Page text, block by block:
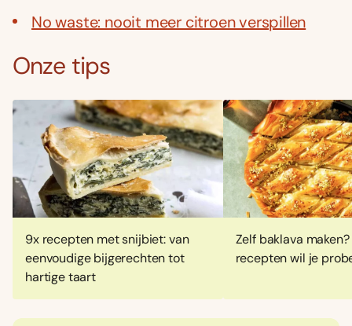
No waste: nooit meer citroen verspillen
Onze tips
9x recepten met snijbiet: van
eenvoudige bijgerechten tot
hartige taart
Zelf baklava
recepten wil je